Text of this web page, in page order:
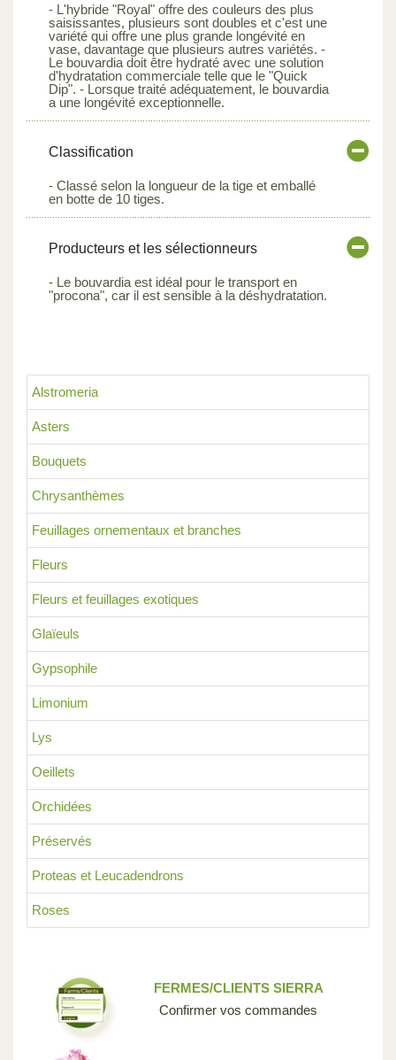
Alstromeria
Asters
Bouquets
Chrysanthèmes
Feuillages ornementaux et branches
Fleurs
Fleurs et feuillages exotiques
Glaïeuls
Gypsophile
Limonium
Lys
Oeillets
Orchidées
Préservés
Proteas et Leucadendrons
Roses
- L'hybride "Royal" offre des couleurs des plus
saisissantes, plusieurs sont doubles et c'est une
variété qui offre une plus grande longévité en
vase, davantage que plusieurs autres variétés. -
Le bouvardia doit être hydraté avec une solution
d'hydratation commerciale telle que le "Quick
Dip". - Lorsque traité adéquatement, le bouvardia
a une longévité exceptionnelle.
Classification
- Classé selon la longueur de la tige et emballé
en botte de 10 tiges.
Producteurs et les sélectionneurs
- Le bouvardia est idéal pour le transport en
"procona", car il est sensible à la déshydratation.
FERMES/CLIENTS SIERRA
Confirmer vos commandes